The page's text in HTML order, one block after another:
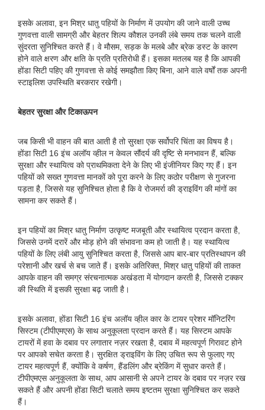
इसके अलावा, इन मिश्र धातु पहियों के निर्माण में उपयोग की जाने वाली उच्च
गुणवत्ता वाली सामग्री और बेहतर शिल्प कौशल उनकी लंबे समय तक चलने वाली
सुंदरता सुनिश्चित करते हैं। वे मौसम, सड़क के मलबे और ब्रेक डस्ट के कारण
होने वाले क्षरण और क्षति के प्रति प्रतिरोधी हैं। इसका मतलब यह है कि आपकी
होंडा सिटी पहिए की गुणवत्ता से कोई समझौता किए बिना, आने वाले वर्षों तक अपनी
स्टाइलिश उपस्थिति बरकरार रखेगी।
बेहतर सुरक्षा और टिकाऊपन
जब किसी भी वाहन की बात आती है तो सुरक्षा एक सर्वोपरि चिंता का विषय है।
होंडा सिटी 16 इंच अलॉय व्हील न केवल सौंदर्य की दृष्टि से मनभावन हैं, बल्कि
सुरक्षा और स्थायित्व को प्राथमिकता देने के लिए भी इंजीनियर किए गए हैं। इन
पहियों को सख्त गुणवत्ता मानकों को पूरा करने के लिए कठोर परीक्षण से गुजरना
पड़ता है, जिससे यह सुनिश्चित होता है कि वे रोजमर्रा की ड्राइविंग की मांगों का
सामना कर सकते हैं।
इन पहियों का मिश्र धातु निर्माण उत्कृष्ट मजबूती और स्थायित्व प्रदान करता है,
जिससे उनमें दरारें और मोड़ होने की संभावना कम हो जाती है। यह स्थायित्व
पहियों के लिए लंबी आयु सुनिश्चित करता है, जिससे आप बार-बार प्रतिस्थापन की
परेशानी और खर्च से बच जाते हैं। इसके अतिरिक्त, मिश्र धातु पहियों की ताकत
आपके वाहन की समग्र संरचनात्मक अखंडता में योगदान करती है, जिससे टक्कर
की स्थिति में इसकी सुरक्षा बढ़ जाती है।
इसके अलावा, होंडा सिटी 16 इंच अलॉय व्हील कार के टायर प्रेशर मॉनिटरिंग
सिस्टम (टीपीएमएस) के साथ अनुकूलता प्रदान करते हैं। यह सिस्टम आपके
टायरों में हवा के दबाव पर लगातार नज़र रखता है, दबाव में महत्वपूर्ण गिरावट होने
पर आपको सचेत करता है। सुरक्षित ड्राइविंग के लिए उचित रूप से फुलाए गए
टायर महत्वपूर्ण हैं, क्योंकि वे कर्षण, हैंडलिंग और ब्रेकिंग में सुधार करते हैं।
टीपीएमएस अनुकूलता के साथ, आप आसानी से अपने टायर के दबाव पर नज़र रख
सकते हैं और अपनी होंडा सिटी चलाते समय इष्टतम सुरक्षा सुनिश्चित कर सकते
हैं।